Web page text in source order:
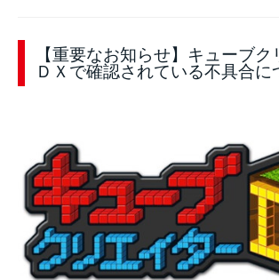
【重要なお知らせ】キューブク
ＤＸで確認されている不具合に